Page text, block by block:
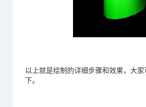
以上就是绘制的详细步骤和效果，大
下。